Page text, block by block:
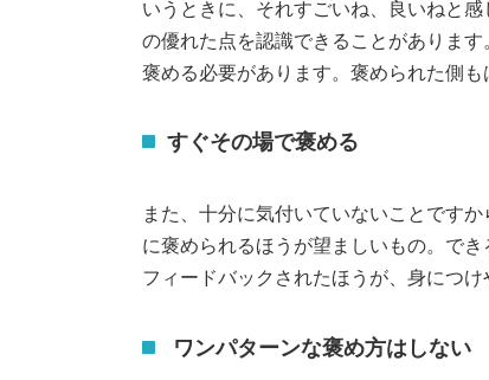
いうときに、それすごいね、良いねと
の優れた点を認識できることがありま
褒める必要があります。褒められた側
すぐその場で褒める
また、十分に気付いていないことです
に褒められるほうが望ましいもの。で
フィードバックされたほうが、身につけ
ワンパターンな褒め方はしない